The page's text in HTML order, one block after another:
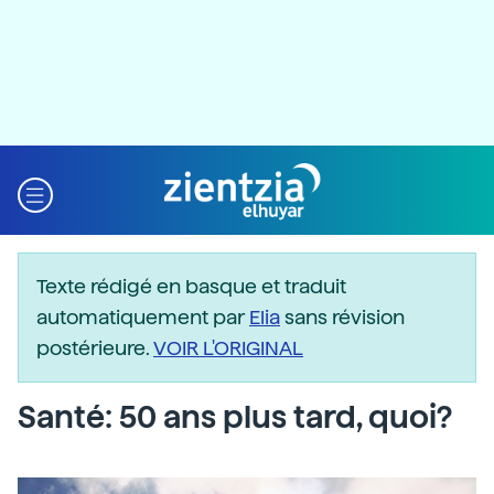
Texte rédigé en basque et traduit
automatiquement parEliasans révision
postérieure.VOIR L'ORIGINAL
Santé: 50 ans plus tard, quoi?